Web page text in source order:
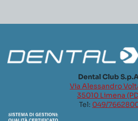
Dental Club
Via Alessandro
35010 Limena
Tel: 049/